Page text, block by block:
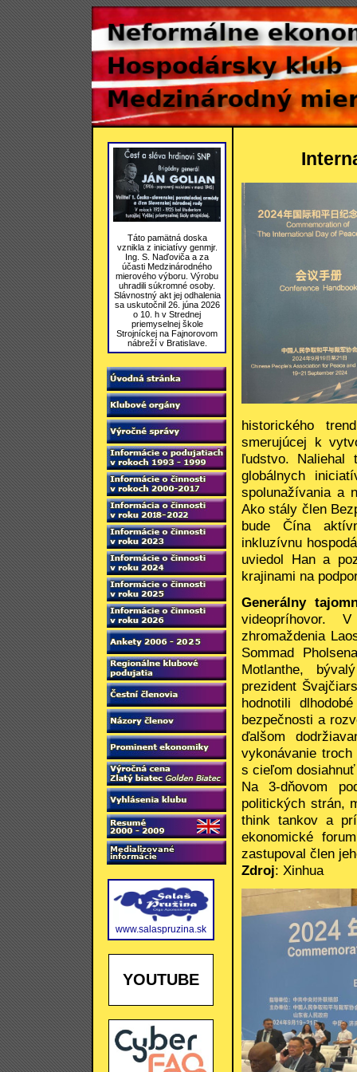
Táto pamätná doska
vznikla z iniciatívy genmjr.
Ing. S. Naďoviča a za
účasti Medzinárodného
mierového výboru. Výrobu
uhradili súkromné osoby.
Slávnostný akt jej odhalenia
sa uskutočnil 26. júna 2026
o 10. h v Strednej
priemyselnej škole
Strojníckej na Fajnorovom
nábreží v Bratislave.
www.salaspruzina.sk
YOUTUBE
historického
smerujúcej k
ľudstvo. Naliehal
globálnych
spolunažívania a
Ako stály člen
bude Čína
inkluzívnu
uviedol Han a
krajinami na
Generálny
videopríhovor.
zhromaždenia
Sommad
Motlanthe,
prezident
hodnotili
bezpečnosti a
ďalšom
vykonávanie
s cieľom
Na 3-dňovom
politických strán,
think tankov a
ekonomické
zastupoval člen
Zdroj: Xinhua